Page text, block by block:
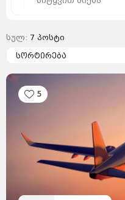
კურორტები
მთა
სულ: 7 პოსტი
სორტირება
5